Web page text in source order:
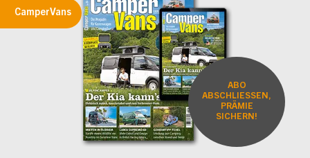
CamperVans
ABO
ABSCHLIESSEN,
PRÄMIE
SICHERN!